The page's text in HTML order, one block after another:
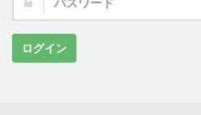
名:
ワ
ド:
ログイン